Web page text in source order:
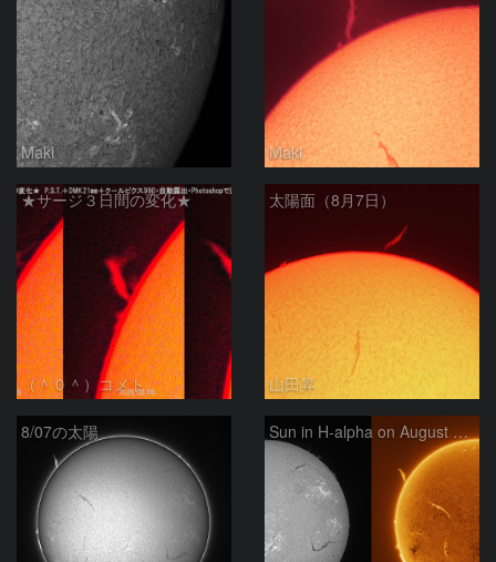
Maki Maki
★サージ３日間の変化★
（＾０＾）コメト
太陽面（8月7日）
山田昇
8/07の太陽 Sun in H-alpha on August 7, 2026